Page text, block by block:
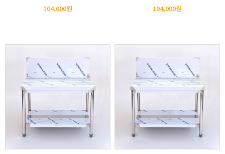
104,000원 104,000원